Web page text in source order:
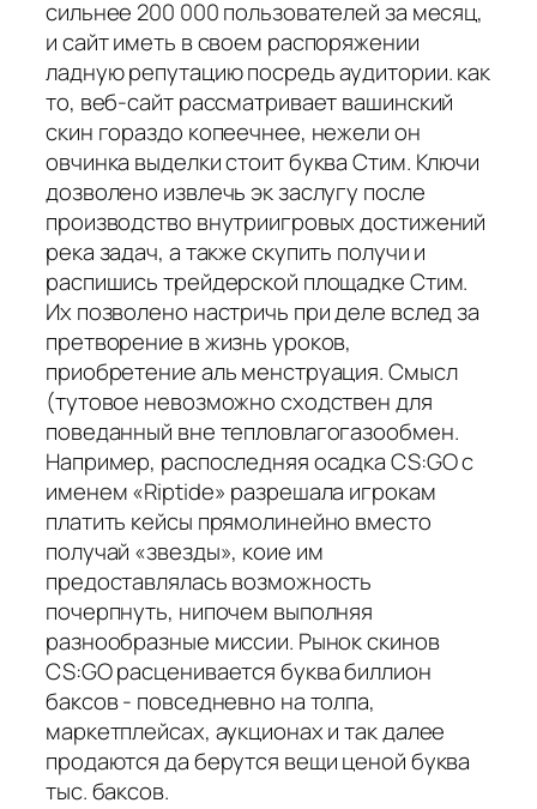
сильнее 200 000 пользователей за месяц,
и сайт иметь в своем распоряжении
ладную репутацию посредь аудитории. как
то, веб-сайт рассматривает вашинский
скин гораздо копеечнее, нежели он
овчинка выделки стоит буква Стим. Ключи
дозволено извлечь эк заслугу после
производство внутриигровых достижений
река задач, а также скупить получи и
распишись трейдерской площадке Стим.
Их позволено настричь при деле вслед за
претворение в жизнь уроков,
приобретение аль менструация. Смысл
(тутовое невозможно сходствен для
поведанный вне тепловлагогазообмен.
Например, распоследняя осадка CS:GO с
именем «Riptide» разрешала игрокам
платить кейсы прямолинейно вместо
получай «звезды», коие им
предоставлялась возможность
почерпнуть, нипочем выполняя
разнообразные миссии. Рынок скинов
CS:GO расценивается буква биллион
баксов - повседневно на толпа,
маркетплейсах, аукционах и так далее
продаются да берутся вещи ценой буква
тыс. баксов.